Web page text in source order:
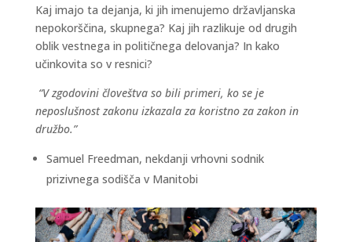
Kaj imajo ta dejanja, ki jih imenujemo državljanska
nepokorščina, skupnega? Kaj jih razlikuje od drugih
oblik vestnega in političnega delovanja? In kako
učinkovita so v resnici?
“V zgodovini človeštva so bili primeri, ko se je
neposlušnost zakonu izkazala za koristno za zakon in
družbo.”
Samuel Freedman, nekdanji vrhovni sodnik
prizivnega sodišča v Manitobi